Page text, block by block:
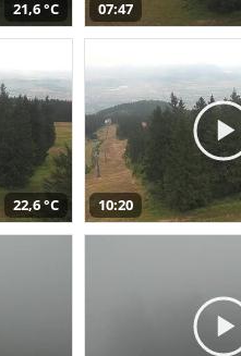
21,6 °C 07:47
22,6 °C 10:20